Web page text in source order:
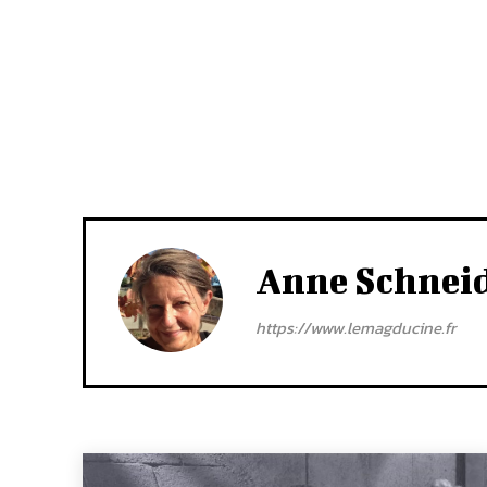
Anne
https://www.lemagducine.fr